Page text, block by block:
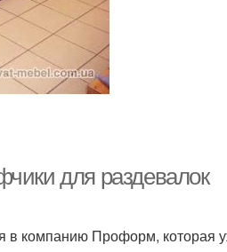
для раздевалок
в компанию Проформ, которая